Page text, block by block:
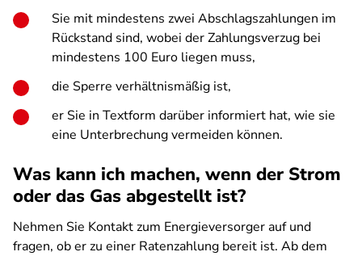
Sie mit mindestens zwei Abschlagszahlungen im
Rückstand sind, wobei der Zahlungsverzug bei
mindestens 100 Euro liegen muss,
die Sperre verhältnismäßig ist,
er Sie in Textform darüber informiert hat, wie sie
eine Unterbrechung vermeiden können.
Was kann ich machen, wenn der Strom
oder das Gas abgestellt ist?
Nehmen Sie Kontakt zum Energieversorger auf und
fragen, ob er zu einer Ratenzahlung bereit ist. Ab dem